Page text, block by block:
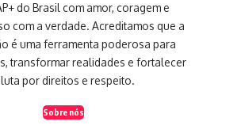
do Brasil com amor, coragem e
com a verdade. Acreditamos que a
é uma ferramenta poderosa para
transformar realidades e fortalecer
luta por direitos e respeito.
Sobre nós